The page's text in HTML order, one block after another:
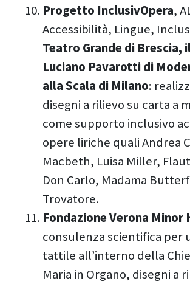
Progetto InclusivOpera,
Accessibilità, Lingue,
Teatro Grande di Brescia,
Luciano Pavarotti di
alla Scala di Milano:
disegni a rilievo su carta a
come supporto inclusivo
opere liriche quali Andrea
Macbeth, Luisa Miller,
Don Carlo, Madama
Trovatore.
Fondazione Verona Minor
consulenza scientifica per
tattile all’interno della
Maria in Organo, disegni a